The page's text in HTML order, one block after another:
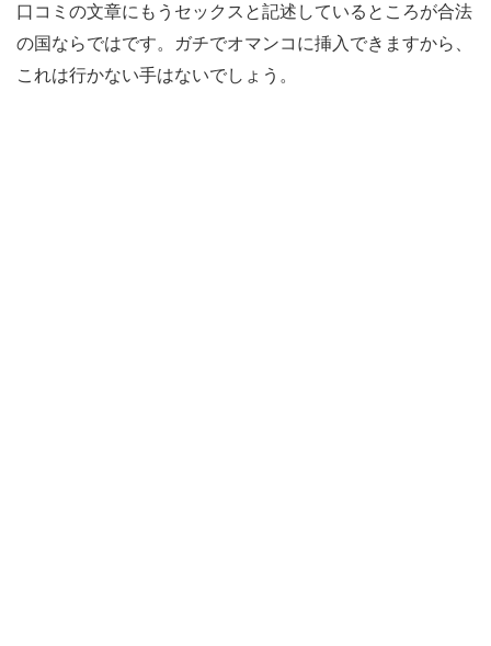
口コミの文章にもうセックスと記述しているところが合法
の国ならではです。ガチでオマンコに挿入できますから、
これは行かない手はないでしょう。